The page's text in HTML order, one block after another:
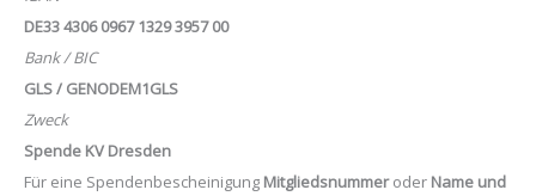
DE33 4306 0967 1329 3957 00
Bank / BIC
GLS / GENODEM1GLS
Zweck
Spende KV Dresden
Für eine Spendenbescheinigung Mitgliedsnummeroder Name und